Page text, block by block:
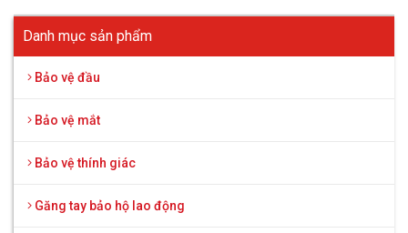
Danh mục sản phẩm
Bảo vệ đầu
Bảo vệ mắt
Bảo vệ thính giác
Găng tay bảo hộ lao động